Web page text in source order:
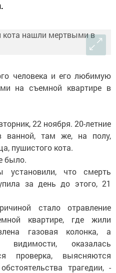
человека и его любимую
на съемной квартире в
22 ноября. 20-летние
там же, на полу,
пушистого кота.
было.
установили, что смерть
за день до этого, 21
стало отравление
квартире, где жили
газовая колонка, а
оказалась
проверка, выясняются
трагедии, -